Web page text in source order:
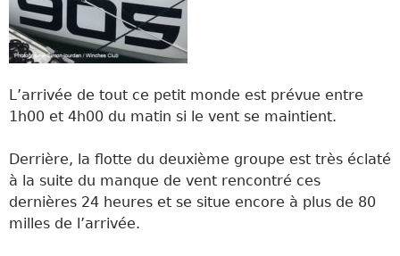
L’arrivée de tout ce petit monde est prévue entre
1h00 et 4h00 du matin si le vent se maintient.
Derrière, la flotte du deuxième groupe est très éclaté
à la suite du manque de vent rencontré ces
dernières 24 heures et se situe encore à plus de 80
milles de l’arrivée.